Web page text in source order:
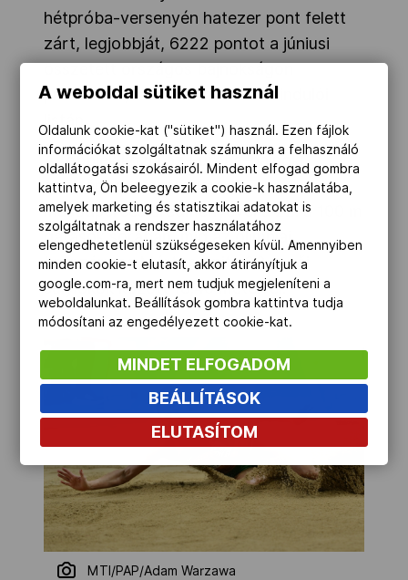
hétpróba-versenyén hatezer pont felett
zárt, legjobbját, 6222 pontot a júniusi
összetett országos bajnokságon
produkálta, ami a kilencedik az indulói
listán.
A többiek közül az Európa-bajnoki
ezüstérmes Kozák Luca 12.72
másodperces eredményével a 22. a 100 m
gátasok sorában, míg az olimpiai
bronzérmes Márton Anita 23. a női
súlylökők között 18,40 méterrel.
MTI/PAP/Adam Warzawa
A weboldal sütiket használ
Oldalunk cookie-kat ("sütiket") használ. Ezen fájlok
információkat szolgáltatnak számunkra a felhasználó
oldallátogatási szokásairól. Mindent elfogad gombra
kattintva, Ön beleegyezik a cookie-k használatába,
amelyek marketing és statisztikai adatokat is
szolgáltatnak a rendszer használatához
elengedhetetlenül szükségeseken kívül. Amennyiben
minden cookie-t elutasít, akkor átirányítjuk a
google.com-ra, mert nem tudjuk megjeleníteni a
weboldalunkat. Beállítások gombra kattintva tudja
módosítani az engedélyezett cookie-kat.
MINDET ELFOGADOM
BEÁLLÍTÁSOK
ELUTASÍTOM